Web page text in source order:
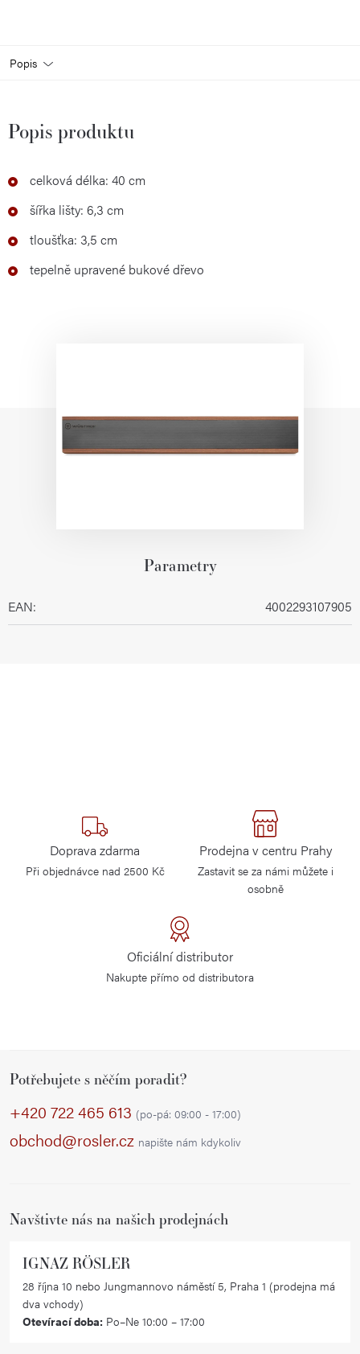
Popis
Popis produktu
celková délka: 40 cm
šířka lišty: 6,3 cm
tloušťka: 3,5 cm
tepelně upravené bukové dřevo
Parametry
EAN: 4002293107905
Doprava zdarma
Při objednávce nad 2500 Kč
Prodejna v centru Prahy
Zastavit se za námi můžete i
osobně
Oficiální distributor
Nakupte přímo od distributora
Potřebujete s něčím poradit?
+420 722 465 613 (po-pá: 09:00 - 17:00)
obchod@rosler.cz napište nám kdykoliv
Navštivte nás na našich prodejnách
IGNAZ RÖSLER
28 října 10 nebo Jungmannovo náměstí 5, Praha 1 (prodejna má
dva vchody)
Otevírací doba: Po–Ne 10:00 – 17:00